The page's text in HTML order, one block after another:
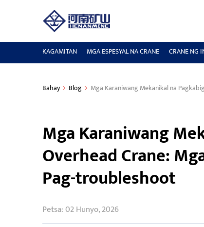
KAGAMITAN
MGA ESPESYAL NA CRANE CRANE NG
Bahay Blog Mga Karaniwang Mekanikal na
Mga Karaniwang
Overhead Crane:
Pag-troubleshoot
Petsa: 02 Hunyo, 2026